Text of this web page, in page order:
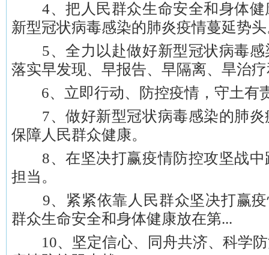
4、把人民群众生命安全和身体健
新型冠状病毒感染的肺炎疫情蔓延势
5、全力以赴做好新型冠状病毒感
落实早发现、早报告、早隔离、旱治
6、立即行动、防控疫情，守土有
7、做好新型冠状病毒感染的肺炎
保障人民群众健康。
8、在坚决打赢疫情防控攻坚战中
担当。
9、紧紧依靠人民群众坚决打赢疫
群众生命安全和身体健康放在第...
10、坚定信心、同舟共济、科学防